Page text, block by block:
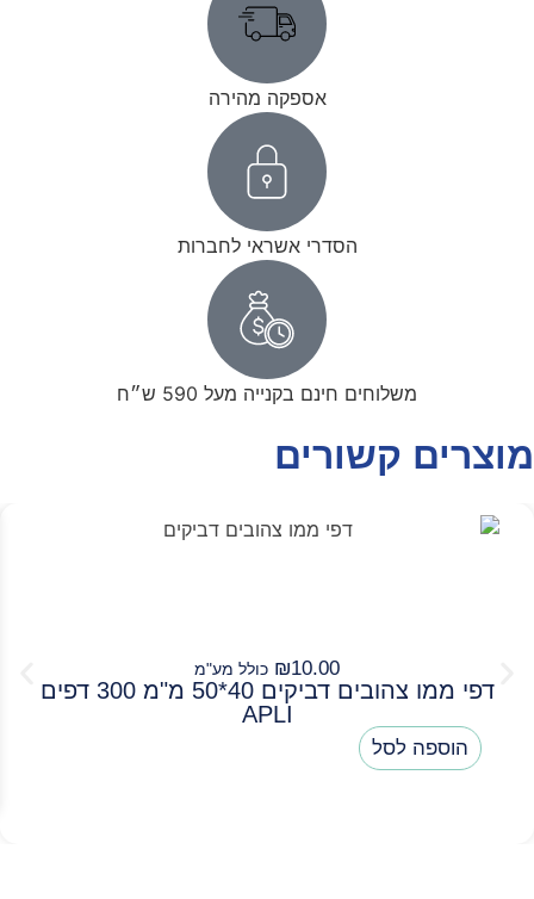
אספקה מהירה
הסדרי אשראי לחברות
משלוחים חינם בקנייה מעל 590 ש״ח
מוצרים קשורים
₪10.00 כולל מע"מ
דפי ממו צהובים דביקים 40*50 מ"מ 300 דפים
APLI
הוספה לסל